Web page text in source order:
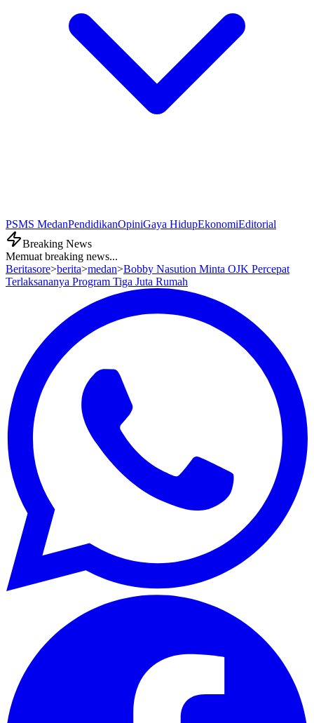
PSMS MedanPendidikanOpiniGaya HidupEkonomiEditorial
Breaking News
Memuat breaking news...
Beritasore>berita>medan>Bobby Nasution Minta OJK Percepat
Terlaksananya Program Tiga Juta Rumah